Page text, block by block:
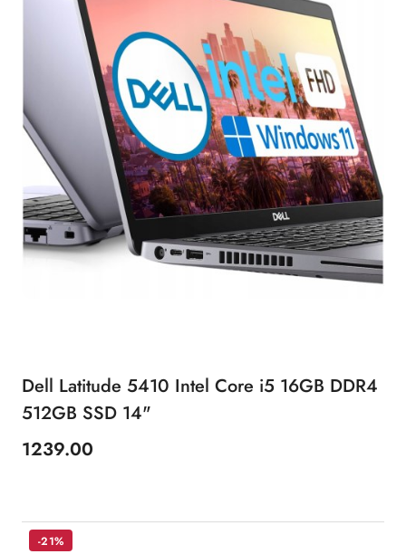
Dell Latitude 5410 Intel Core i5 16GB DDR4
512GB SSD 14"
Cena:
1239.00
-21%